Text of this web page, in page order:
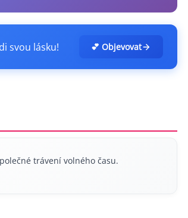
svou lásku! 💕 Objevovat
trávení volného času.